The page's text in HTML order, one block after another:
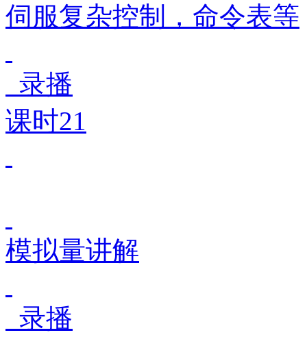
伺服复杂控制，命令表等
录播
课时21
模拟量讲解
录播